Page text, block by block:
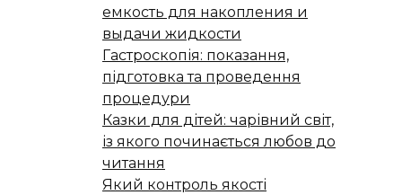
емкость для накопления и
выдачи жидкости
Гастроскопія: показання,
підготовка та проведення
процедури
Казки для дітей: чарівний світ,
із якого починається любов до
читання
Який контроль якості